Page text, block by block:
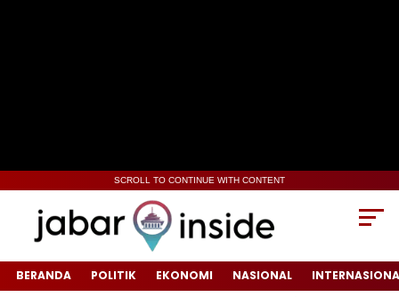
SCROLL TO CONTINUE WITH CONTENT
BERANDA POLITIK EKONOMI NASIONAL